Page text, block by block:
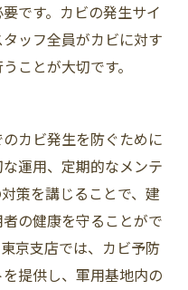
です。カビの発生サイ
ッフ全員がカビに対す
ことが大切です。
カビ発生を防ぐために
運用、定期的なメンテ
策を講じることで、建
の健康を守ることがで
京支店では、カビ予防
提供し、軍用基地内の